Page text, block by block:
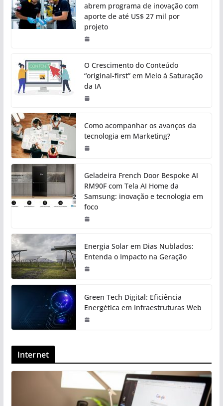
abrem programa de inovação com
aporte de até US$ 27 mil por
projeto
O Crescimento do Conteúdo
“original-first” em Meio à Saturação
da IA
Como acompanhar os avanços da
tecnologia em Marketing?
Geladeira French Door Bespoke AI
RM90F com Tela AI Home da
Samsung: inovação e tecnologia em
foco
Energia Solar em Dias Nublados:
Entenda o Impacto na Geração
Green Tech Digital: Eficiência
Energética em Infraestruturas Web
Internet